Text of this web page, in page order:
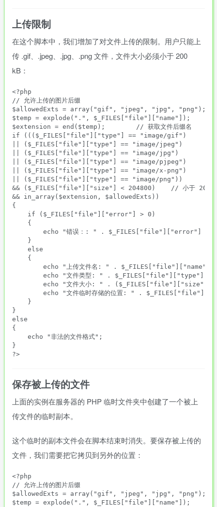
上传限制
在这个脚本中，我们增加了对文件上传的限制。用户只能上
传 .gif、.jpeg、.jpg、.png 文件，文件大小必须小于 200
kB：
<?php
// 允许上传的图片后缀
$allowedExts = array("gif", "jpeg", "jpg", "png");
$temp = explode(".", $_FILES["file"]["name"]);
$extension = end($temp);        // 获取文件后缀名
if ((($_FILES["file"]["type"] == "image/gif")
|| ($_FILES["file"]["type"] == "image/jpeg")
|| ($_FILES["file"]["type"] == "image/jpg")
|| ($_FILES["file"]["type"] == "image/pjpeg")
|| ($_FILES["file"]["type"] == "image/x-png")
|| ($_FILES["file"]["type"] == "image/png"))
&& ($_FILES["file"]["size"] < 204800)    // 小于 200
&& in_array($extension, $allowedExts))
{
if ($_FILES["file"]["error"] > 0)
{
echo "错误：: " . $_FILES["file"]["error"] .
}
else
{
echo "上传文件名: " . $_FILES["file"]["name"]
echo "文件类型: " . $_FILES["file"]["type"] .
echo "文件大小: " . ($_FILES["file"]["size"] /
echo "文件临时存储的位置: " .
}
}
else
{
echo "非法的文件格式";
}
保存被上传的文件
上面的实例在服务器的 PHP 临时文件夹中创建了一个被上
传文件的临时副本。
这个临时的副本文件会在脚本结束时消失。要保存被上传的
文件，我们需要把它拷贝到另外的位置：
<?php
// 允许上传的图片后缀
$allowedExts = array("gif", "jpeg", "jpg", "png");
$temp = explode(".", $_FILES["file"]["name"]);